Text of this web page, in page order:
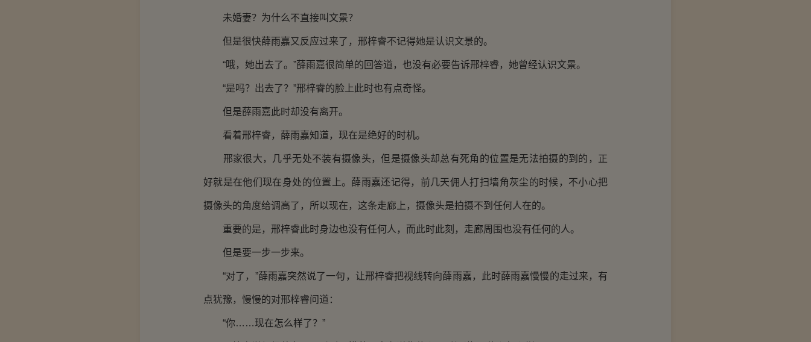
未婚妻？为什么不直接叫文景？
但是很快薛雨嘉又反应过来了，邢梓睿不记得她是认识文景的。
“哦，她出去了。”薛雨嘉很简单的回答道，也没有必要告诉邢梓睿，她曾经认识文景。
“是吗？出去了？”邢梓睿的脸上此时也有点奇怪。
但是薛雨嘉此时却没有离开。
看着邢梓睿，薛雨嘉知道，现在是绝好的时机。
邢家很大，几乎无处不装有摄像头，但是摄像头却总有死角的位置是无法拍摄的到的，正
好就是在他们现在身处的位置上。薛雨嘉还记得，前几天佣人打扫墙角灰尘的时候，不小心把
摄像头的角度给调高了，所以现在，这条走廊上，摄像头是拍摄不到任何人在的。
重要的是，邢梓睿此时身边也没有任何人，而此时此刻，走廊周围也没有任何的人。
但是要一步一步来。
“对了，”薛雨嘉突然说了一句，让邢梓睿把视线转向薛雨嘉，此时薛雨嘉慢慢的走过来，有
点犹豫，慢慢的对邢梓睿问道：
“你……现在怎么样了？”